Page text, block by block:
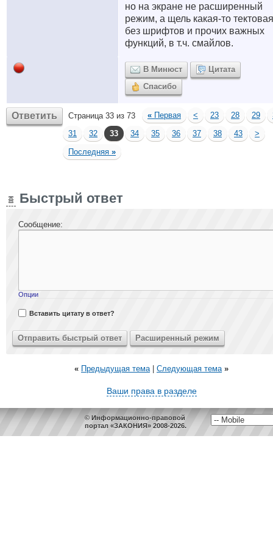
но на экране не расширенный
режим, а щель какая-то
без шрифтов и прочих важных
функций, в т.ч. смайлов.
В Минюст
Цитата
Спасибо
Ответить Страница 33 из 73 « Первая < 23 28 29
31
32 33 34 35 36 37 38 43
>
Последняя »
Быстрый ответ
Сообщение:
Опции
Вставить цитату в ответ?
« Предыдущая тема| Следующая тема »
Ваши права в разделе
© Информационно-правовой
портал «ЗАКОНИЯ» 2008-2026.